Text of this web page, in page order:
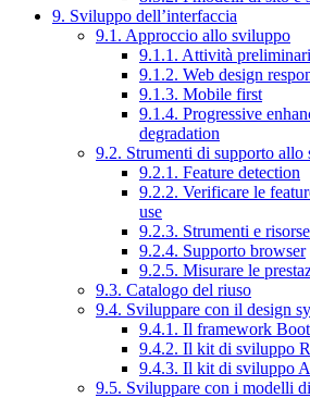
9. Sviluppo dell’interfaccia
9.1. Approccio allo sviluppo
9.1.1. Attività preliminari
9.1.2. Web design
9.1.3. Mobile first
9.1.4. Progressive
degradation
9.2. Strumenti di supporto
9.2.1. Feature detection
9.2.2. Verificare le
use
9.2.3. Strumenti e
9.2.4. Supporto browser
9.2.5. Misurare le
9.3. Catalogo del riuso
9.4. Sviluppare con il design
9.4.1. Il framework
9.4.2. Il kit di sviluppo
9.4.3. Il kit di sviluppo
9.5. Sviluppare con i modelli